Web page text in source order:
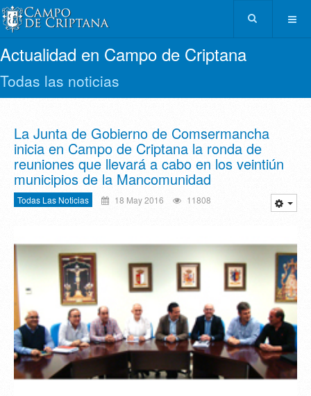
Actualidad en Campo de Criptana
Todas las noticias
La Junta de Gobierno de Comsermancha
inicia en Campo de Criptana la ronda de
reuniones que llevará a cabo en los veintiún
municipios de la Mancomunidad
Todas Las Noticias 18 May 2016 11808